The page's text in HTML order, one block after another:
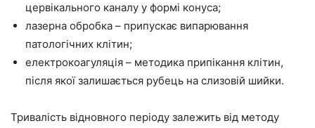
цервікального каналу у формі конуса;
лазерна обробка – припускає випарювання
патологічних клітин;
електрокоагуляція – методика припікання клітин,
після якої залишається рубець на слизовій шийки.
Тривалість відновного періоду залежить від методу